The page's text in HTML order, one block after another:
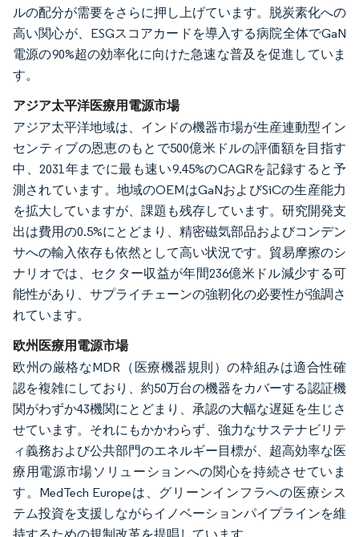
ルの配分が需要をさらに押し上げています。脱炭素化への
高い関心が、ESGスコアカードを導入する病院全体でGaN
電源の90%超の効率化に向けた急速な普及を促進していま
す。
アジア太平洋医療用電源市場
アジア太平洋地域は、インドの機器市場が生産連動型イン
センティブの恩恵のもとで500億米ドルの評価額を目指す
中、2031年までに最も速い9.45%のCAGRを記録すると予
測されています。地域のOEMはGaNおよびSiCの生産能力
を拡大していますが、課題も残存しています。研究開発支
出は費用の0.5%にとどまり、精密磁気部品およびコンデン
サへの輸入依存も依然として高い状況です。貿易摩擦のシ
ナリオでは、セクター収益が年間236億米ドル減少する可
能性があり、サプライチェーンの強靭化の必要性が強調さ
れています。
欧州医療用電源市場
欧州の厳格なMDR（医療機器規則）の枠組みは適合性確
認を複雑にしており、約50万台の機器をカバーする認証機
関がわずか43機関にとどまり、承認の大幅な遅延を生じさ
せています。それにもかかわらず、強力なサステナビリテ
ィ義務および公共部門のエネルギー目標が、超高効率な医
療用電源市場ソリューションへの関心を持続させていま
す。MedTech Europeは、グリーンインフラへの医療シス
テム投資を支援しながらイノベーションパイプラインを維